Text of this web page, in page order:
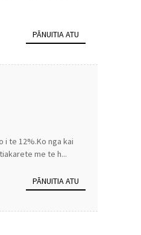
PĀNUITIA ATU
te 12%.Ko nga kai
me te h...
PĀNUITIA ATU